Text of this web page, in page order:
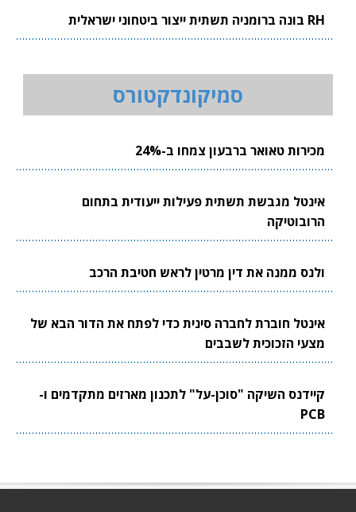
RH בונה ברומניה תשתית ייצור ביטחוני ישראלית
סמיקונדקטורס
מכירות טאואר ברבעון צמחו ב-24%
אינטל מגבשת תשתית פעילות ייעודית בתחום
הרובוטיקה
ולנס ממנה את דין מרטין לראש חטיבת הרכב
אינטל חוברת לחברה סינית כדי לפתח את הדור הבא של
מצעי הזכוכית לשבבים
קיידנס השיקה "סוכן-על" לתכנון מארזים מתקדמים ו-
PCB